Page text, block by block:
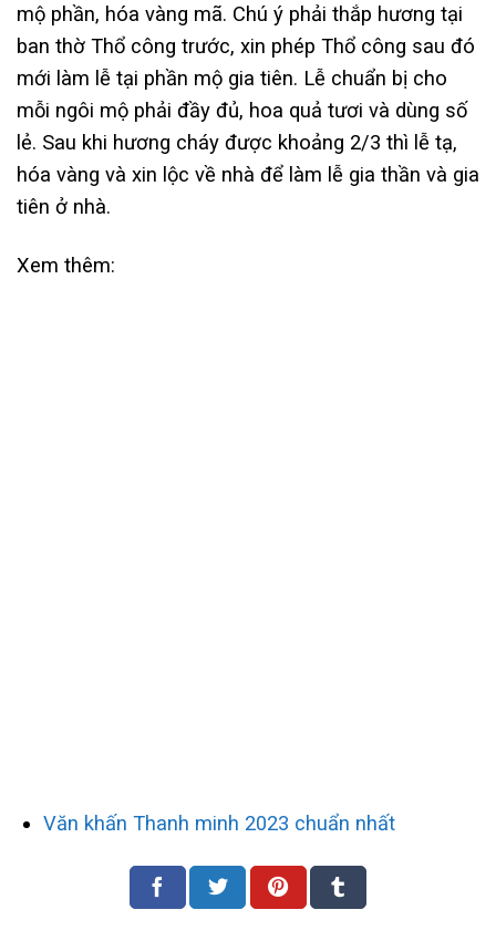
mộ phần, hóa vàng mã. Chú ý phải thắp hương tại
ban thờ Thổ công trước, xin phép Thổ công sau đó
mới làm lễ tại phần mộ gia tiên. Lễ chuẩn bị cho
mỗi ngôi mộ phải đầy đủ, hoa quả tươi và dùng số
lẻ. Sau khi hương cháy được khoảng 2/3 thì lễ tạ,
hóa vàng và xin lộc về nhà để làm lễ gia thần và gia
tiên ở nhà.
Xem thêm:
Văn khấn Thanh minh 2023 chuẩn nhất